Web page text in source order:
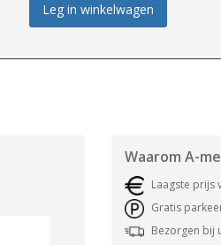
Leg in winkelwagen
Waarom A-
Laagste prijs
Gratis
Bezorgen bij